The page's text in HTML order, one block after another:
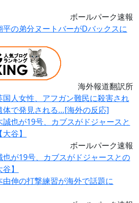
ボールパーク速報
平の弟分ヌートバーがDバックスに
海外報道翻訳所
人女性、アフガン難民に殺害され
体で発見される…[海外の反応]
ボールパーク速報
也が19号、カブスがドジャースとの
】